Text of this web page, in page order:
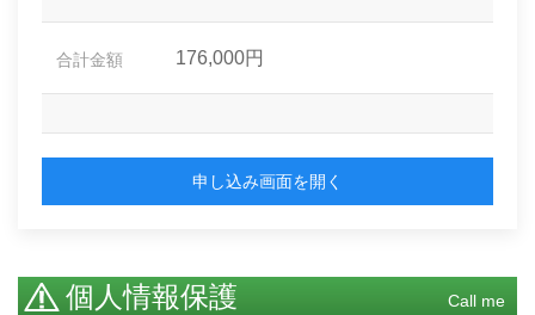
合計金額 176,000円
申し込み画面を開く
個人情報保護 Call me